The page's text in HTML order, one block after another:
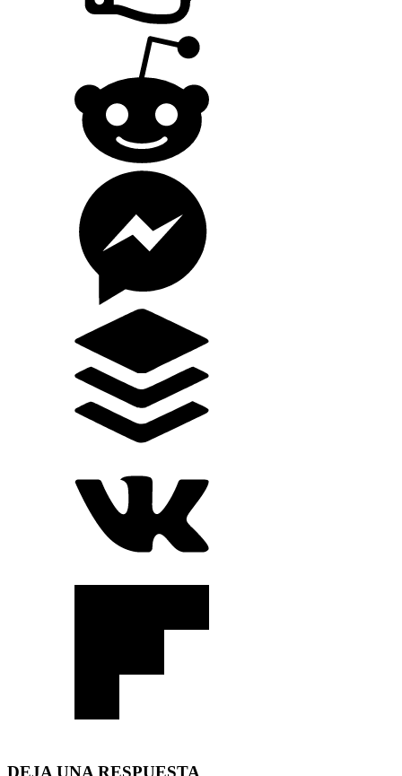
DEJA UNA RESPUESTA